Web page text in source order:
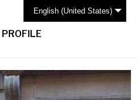
English (United States)